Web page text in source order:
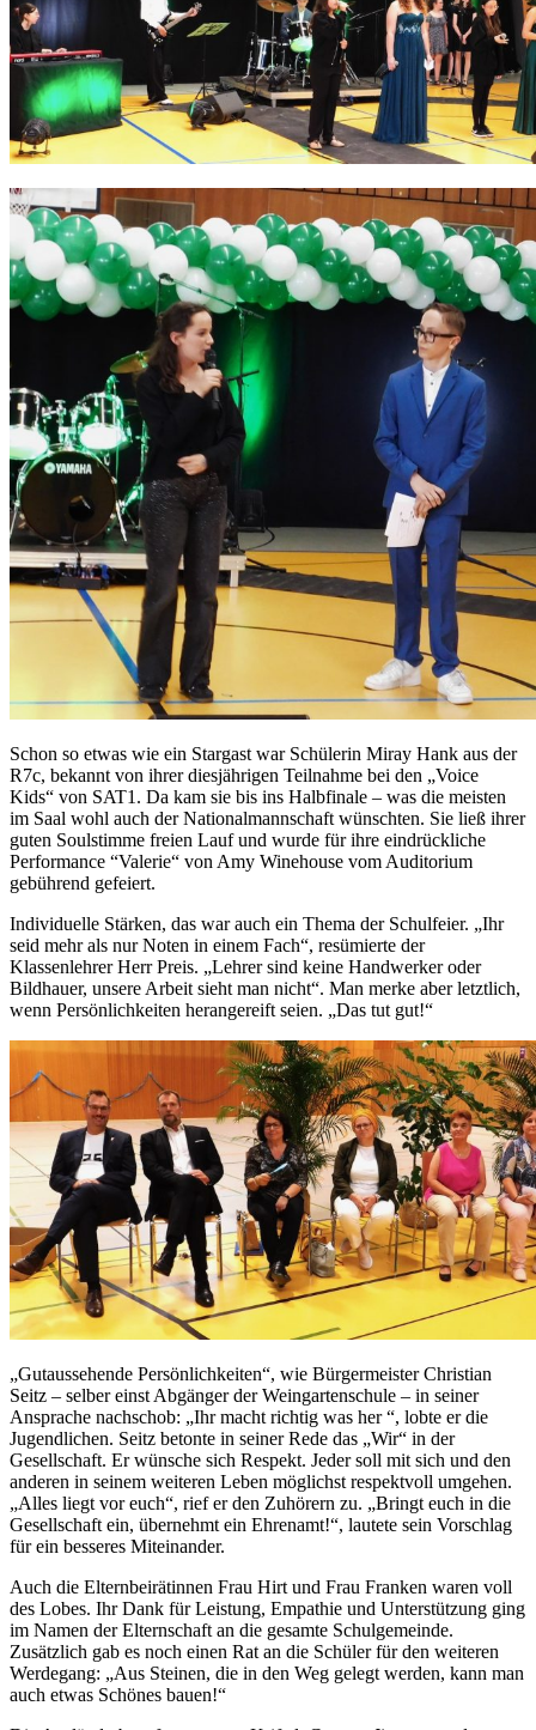
Schon so etwas wie ein Stargast war Schülerin Miray Hank aus der
R7c, bekannt von ihrer diesjährigen Teilnahme bei den „Voice
Kids“ von SAT1. Da kam sie bis ins Halbfinale – was die meisten
im Saal wohl auch der Nationalmannschaft wünschten. Sie ließ ihrer
guten Soulstimme freien Lauf und wurde für ihre eindrückliche
Performance “Valerie“ von Amy Winehouse vom Auditorium
gebührend gefeiert.
Individuelle Stärken, das war auch ein Thema der Schulfeier. „Ihr
seid mehr als nur Noten in einem Fach“, resümierte der
Klassenlehrer Herr Preis. „Lehrer sind keine Handwerker oder
Bildhauer, unsere Arbeit sieht man nicht“. Man merke aber letztlich,
wenn Persönlichkeiten herangereift seien. „Das tut gut!“
„Gutaussehende Persönlichkeiten“, wie Bürgermeister Christian
Seitz – selber einst Abgänger der Weingartenschule – in seiner
Ansprache nachschob: „Ihr macht richtig was her “, lobte er die
Jugendlichen. Seitz betonte in seiner Rede das „Wir“ in der
Gesellschaft. Er wünsche sich Respekt. Jeder soll mit sich und den
anderen in seinem weiteren Leben möglichst respektvoll umgehen.
„Alles liegt vor euch“, rief er den Zuhörern zu. „Bringt euch in die
Gesellschaft ein, übernehmt ein Ehrenamt!“, lautete sein Vorschlag
für ein besseres Miteinander.
Auch die Elternbeirätinnen Frau Hirt und Frau Franken waren voll
des Lobes. Ihr Dank für Leistung, Empathie und Unterstützung ging
im Namen der Elternschaft an die gesamte Schulgemeinde.
Zusätzlich gab es noch einen Rat an die Schüler für den weiteren
Werdegang: „Aus Steinen, die in den Weg gelegt werden, kann man
auch etwas Schönes bauen!“